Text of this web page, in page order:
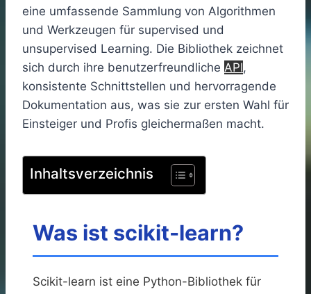
eine umfassende Sammlung von Algorithmen
und Werkzeugen für supervised und
unsupervised Learning. Die Bibliothek zeichnet
sich durch ihre benutzerfreundliche API,
konsistente Schnittstellen und hervorragende
Dokumentation aus, was sie zur ersten Wahl für
Einsteiger und Profis gleichermaßen macht.
Inhaltsverzeichnis
Was ist scikit-learn?
Scikit-learn ist eine Python-Bibliothek für